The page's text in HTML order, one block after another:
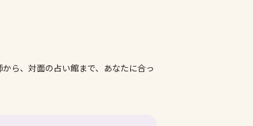
ら、対面の占い館まで、あなたに合っ